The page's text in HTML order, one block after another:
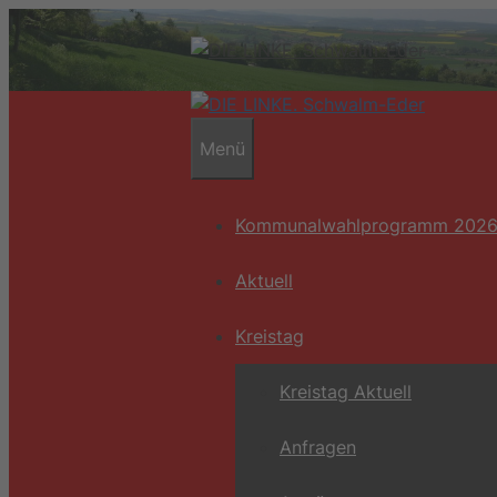
Zum
Inhalt
Menü
Kommunalwahlprogramm 2026
Aktuell
Kreistag
Kreistag Aktuell
Anfragen